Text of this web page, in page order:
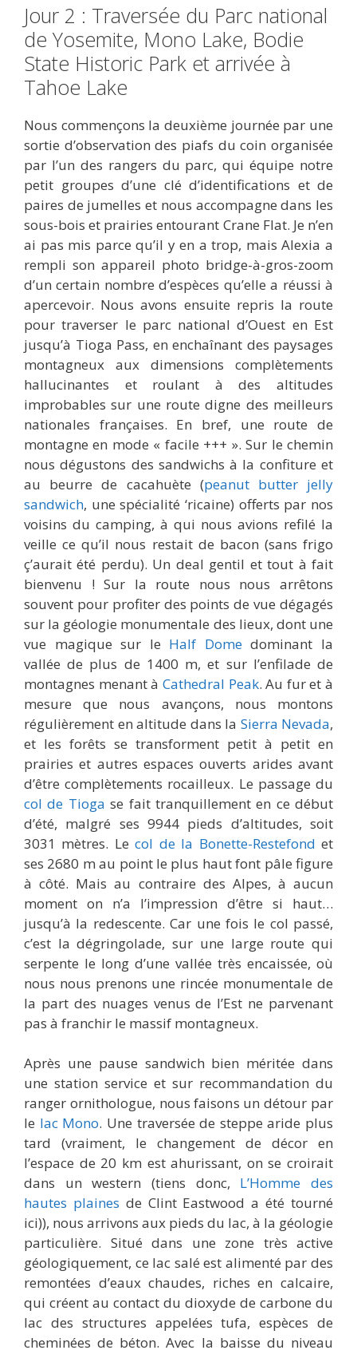
Jour 2 : Traversée du Parc national
de Yosemite, Mono Lake, Bodie
State Historic Park et arrivée à
Tahoe Lake
Nous commençons la deuxième journée par une
sortie d’observation des piafs du coin organisée
par l’un des rangers du parc, qui équipe notre
petit groupes d’une clé d’identifications et de
paires de jumelles et nous accompagne dans les
sous-bois et prairies entourant Crane Flat. Je n’en
ai pas mis parce qu’il y en a trop, mais Alexia a
rempli son appareil photo bridge-à-gros-zoom
d’un certain nombre d’espèces qu’elle a réussi à
apercevoir. Nous avons ensuite repris la route
pour traverser le parc national d’Ouest en Est
jusqu’à Tioga Pass, en enchaînant des paysages
montagneux aux dimensions complètements
hallucinantes et roulant à des altitudes
improbables sur une route digne des meilleurs
nationales françaises. En bref, une route de
montagne en mode « facile +++ ». Sur le chemin
nous dégustons des sandwichs à la confiture et
au beurre de cacahuète (peanut butter jelly
sandwich, une spécialité ‘ricaine) offerts par nos
voisins du camping, à qui nous avions refilé la
veille ce qu’il nous restait de bacon (sans frigo
ç’aurait été perdu). Un deal gentil et tout à fait
bienvenu ! Sur la route nous nous arrêtons
souvent pour profiter des points de vue dégagés
sur la géologie monumentale des lieux, dont une
vue magique sur le Half Domedominant la
vallée de plus de 1400 m, et sur l’enfilade de
montagnes menant à Cathedral Peak. Au fur et à
mesure que nous avançons, nous montons
régulièrement en altitude dans la Sierra Nevada,
et les forêts se transforment petit à petit en
prairies et autres espaces ouverts arides avant
d’être complètements rocailleux. Le passage du
col de Tioga se fait tranquillement en ce début
d’été, malgré ses 9944 pieds d’altitudes, soit
3031 mètres. Lecol de la Bonette-Restefond et
ses 2680 m au point le plus haut font pâle figure
à côté. Mais au contraire des Alpes, à aucun
moment on n’a l’impression d’être si haut…
jusqu’à la redescente. Car une fois le col passé,
c’est la dégringolade, sur une large route qui
serpente le long d’une vallée très encaissée, où
nous nous prenons une rincée monumentale de
la part des nuages venus de l’Est ne parvenant
pas à franchir le massif montagneux.
Après une pause sandwich bien méritée dans
une station service et sur recommandation du
ranger ornithologue, nous faisons un détour par
le lac Mono. Une traversée de steppe aride plus
tard (vraiment, le changement de décor en
l’espace de 20 km est ahurissant, on se croirait
dans un western (tiens donc, L’Homme des
hautes plaines de Clint Eastwood a été tourné
ici)), nous arrivons aux pieds du lac, à la géologie
particulière. Situé dans une zone très active
géologiquement, ce lac salé est alimenté par des
remontées d’eaux chaudes, riches en calcaire,
qui créent au contact du dioxyde de carbone du
lac des structures appelées tufa, espèces de
cheminées de béton. Avec la baisse du niveau